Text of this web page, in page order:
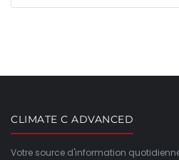
CLIMATE C ADVANCED
Votre source d'information